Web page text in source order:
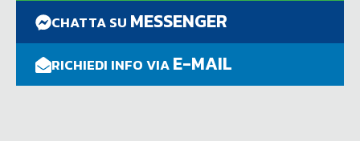
CHATTA SU MESSENGER
RICHIEDI INFO VIAE-MAIL